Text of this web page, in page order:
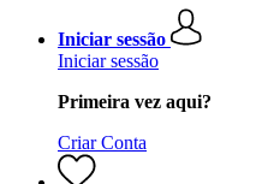
Iniciar sessão
Iniciar sessão
Primeira vez aqui?
Criar Conta